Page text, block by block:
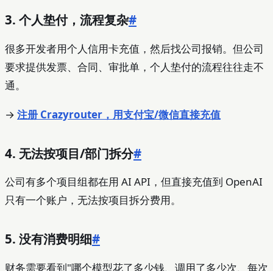
3. 个人垫付，流程复杂#
很多开发者用个人信用卡充值，然后找公司报销。但公司
要求提供发票、合同、审批单，个人垫付的流程往往走不
通。
→ 注册 Crazyrouter，用支付宝/微信直接充值
4. 无法按项目/部门拆分#
公司有多个项目组都在用 AI API，但直接充值到 OpenAI
只有一个账户，无法按项目拆分费用。
5. 没有消费明细#
财务需要看到"哪个模型花了多少钱、调用了多少次、每次